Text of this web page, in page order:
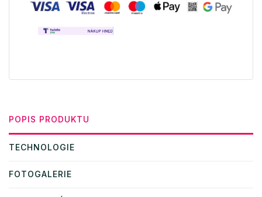
POPIS PRODUKTU
TECHNOLOGIE
FOTOGALERIE